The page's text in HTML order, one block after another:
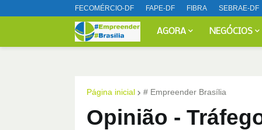
FECOMÉRCIO-DF FAPE-DF FIBRA SEBRAE-DF
AGORA NEGÓCIOS
Página inicial # Empreender Brasília
Opinião -